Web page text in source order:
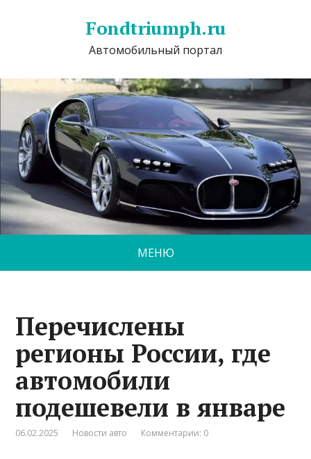
Fondtriumph.ru
Автомобильный портал
МЕНЮ
Перечислены
регионы России, где
автомобили
подешевели в январе
06.02.2025 Новости авто Комментарии: 0